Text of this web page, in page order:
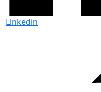
Linkedin